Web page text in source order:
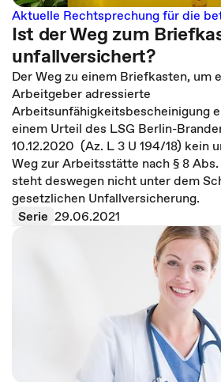
Aktuelle Rechtsprechung für die
Ist der Weg zum
unfallversichert?
Der Weg zu einem Briefkasten, um
Arbeitgeber adressierte
Arbeitsunfähigkeitsbescheinigung
einem Urteil des LSG Berlin-
10.12.2020 (Az. L 3 U 194/18) kein
Weg zur Arbeitsstätte nach § 8 Abs.
steht deswegen nicht unter dem
gesetzlichen Unfallversicherung.
Serie 29.06.2021